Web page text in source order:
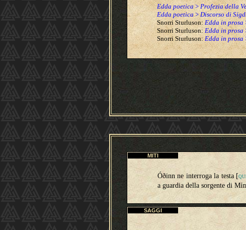
Edda poetica>Profezia della
Edda poetica>Discorso di
Snorri Sturluson:Edda in prosa
Snorri Sturluson:Edda in prosa
Snorri Sturluson:Edda in prosa
MITI
Óðinn ne interroga la testa [
a guardia della sorgente di
SAGGI